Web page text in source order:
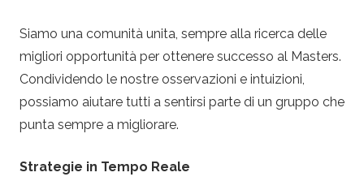
Siamo una comunità unita, sempre alla ricerca delle
migliori opportunità per ottenere successo al Masters.
Condividendo le nostre osservazioni e intuizioni,
possiamo aiutare tutti a sentirsi parte di un gruppo che
punta sempre a migliorare.
Strategie in Tempo Reale